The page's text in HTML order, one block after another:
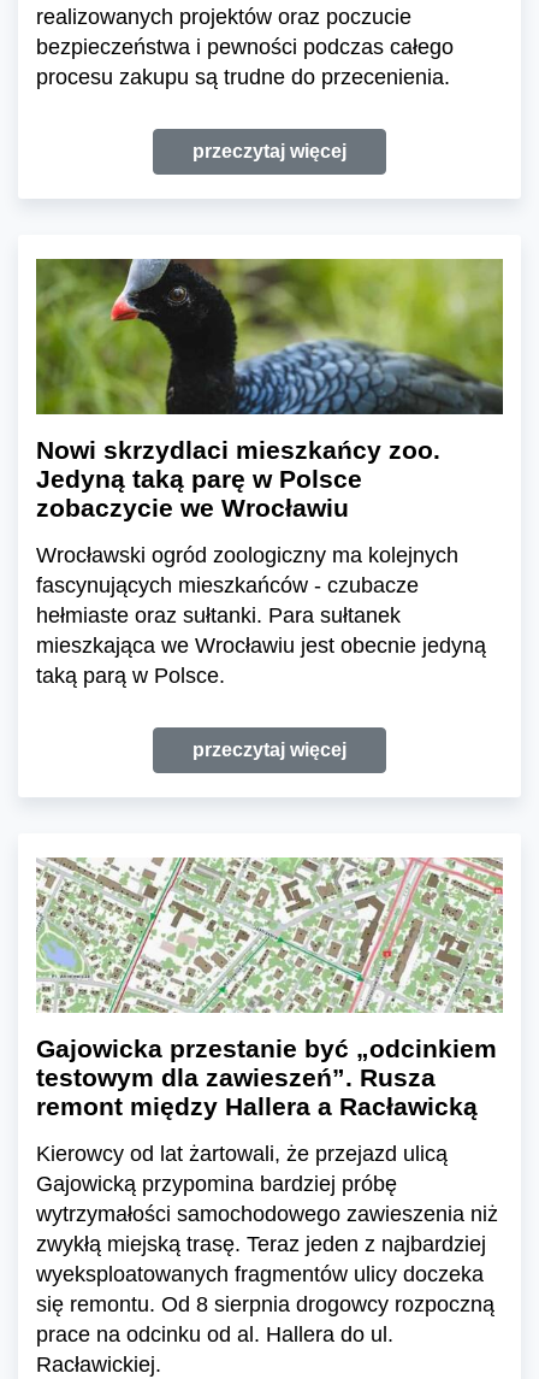
realizowanych projektów oraz poczucie
bezpieczeństwa i pewności podczas całego
procesu zakupu są trudne do przecenienia.
przeczytaj więcej
Nowi skrzydlaci mieszkańcy zoo.
Jedyną taką parę w Polsce
zobaczycie we Wrocławiu
Wrocławski ogród zoologiczny ma kolejnych
fascynujących mieszkańców - czubacze
hełmiaste oraz sułtanki. Para sułtanek
mieszkająca we Wrocławiu jest obecnie jedyną
taką parą w Polsce.
przeczytaj więcej
Gajowicka przestanie być „odcinkiem
testowym dla zawieszeń”. Rusza
remont między Hallera a Racławicką
Kierowcy od lat żartowali, że przejazd ulicą
Gajowicką przypomina bardziej próbę
wytrzymałości samochodowego zawieszenia niż
zwykłą miejską trasę. Teraz jeden z najbardziej
wyeksploatowanych fragmentów ulicy doczeka
się remontu. Od 8 sierpnia drogowcy rozpoczną
prace na odcinku od al. Hallera do ul.
Racławickiej.